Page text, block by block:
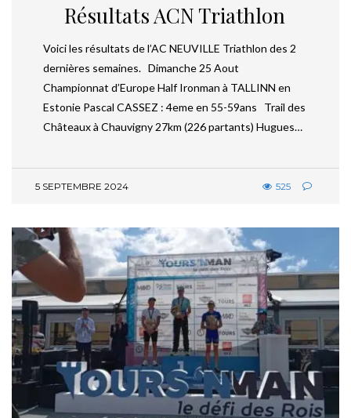
Résultats ACN Triathlon
Voici les résultats de l’AC NEUVILLE Triathlon des 2
dernières semaines. Dimanche 25 Aout
Championnat d’Europe Half Ironman à TALLINN en
Estonie Pascal CASSEZ : 4eme en 55-59ans Trail des
Châteaux à Chauvigny 27km (226 partants) Hugues…
5 SEPTEMBRE 2024 525